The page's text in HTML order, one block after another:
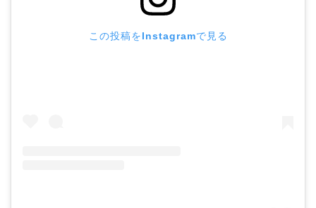
この投稿をInstagramで見る